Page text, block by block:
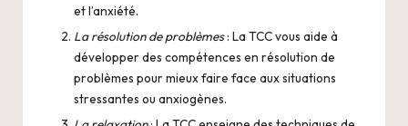
et l’anxiété.
La résolution de problèmes: La TCC vous aide à
développer des compétences en résolution de
problèmes pour mieux faire face aux situations
stressantes ou anxiogènes.